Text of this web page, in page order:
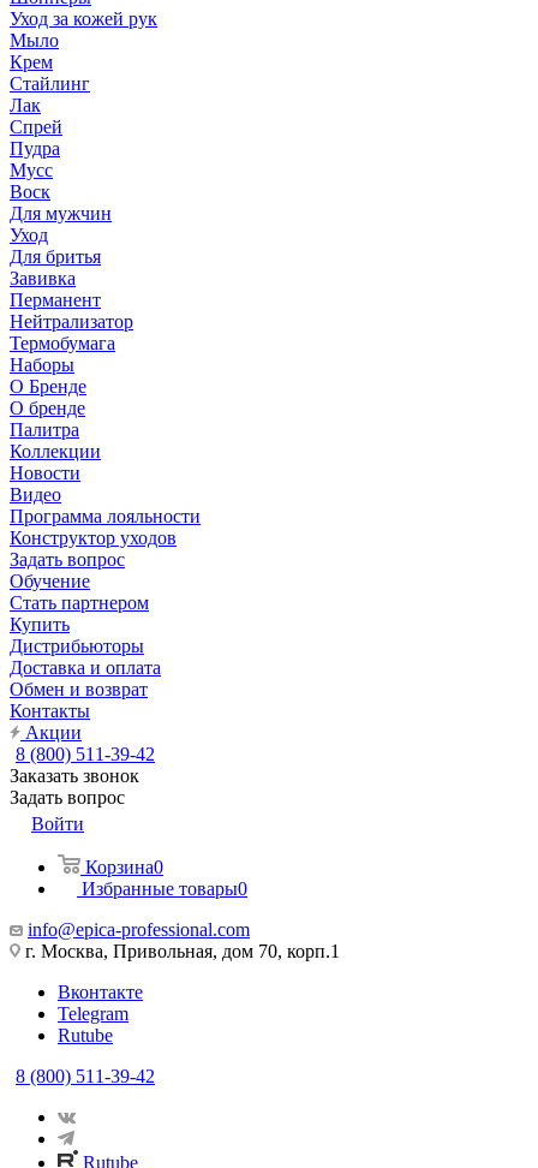
Уход за кожей рук
Мыло
Крем
Стайлинг
Лак
Спрей
Пудра
Мусс
Воск
Для мужчин
Уход
Для бритья
Завивка
Перманент
Нейтрализатор
Термобумага
Наборы
О Бренде
О бренде
Палитра
Коллекции
Новости
Видео
Программа лояльности
Конструктор уходов
Задать вопрос
Обучение
Стать партнером
Купить
Дистрибьюторы
Доставка и оплата
Обмен и возврат
Контакты
Акции
8 (800) 511-39-42
Заказать звонок
Задать вопрос
Войти
Корзина0
Избранные товары0
info@epica-professional.com
г. Москва, Привольная, дом 70, корп.1
Вконтакте
Telegram
Rutube
8 (800) 511-39-42
Rutube